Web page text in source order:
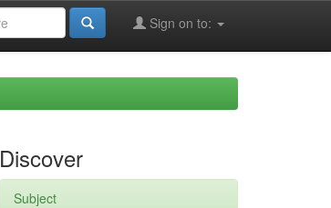
Sign on to:
Discover
Subject